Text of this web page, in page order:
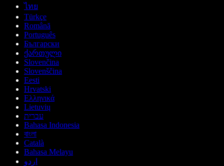
ไทย
Türkçe
Română
Português
Български
ქართული
Slovenčina
Slovenščina
Eesti
Hrvatski
Ελληνικά
Lietuvių
עברית
Bahasa Indonesia
বাংলা
Català
Bahasa Melayu
اردو